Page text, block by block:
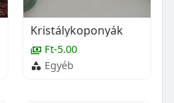
Kristálykoponyák
Ft-5.00
Egyéb